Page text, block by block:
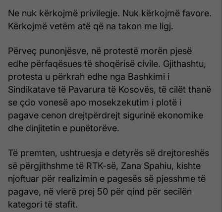
Ne nuk kërkojmë privilegje. Nuk kërkojmë favore.
Kërkojmë vetëm atë që na takon me ligj.
Përveç punonjësve, në protestë morën pjesë
edhe përfaqësues të shoqërisë civile. Gjithashtu,
protesta u përkrah edhe nga Bashkimi i
Sindikatave të Pavarura të Kosovës, të cilët thanë
se çdo vonesë apo mosekzekutim i plotë i
pagave cenon drejtpërdrejt sigurinë ekonomike
dhe dinjitetin e punëtorëve.
Të premten, ushtruesja e detyrës së drejtoreshës
së përgjithshme të RTK-së, Zana Spahiu, kishte
njoftuar për realizimin e pagesës së pjesshme të
pagave, në vlerë prej 50 për qind për secilën
kategori të stafit.